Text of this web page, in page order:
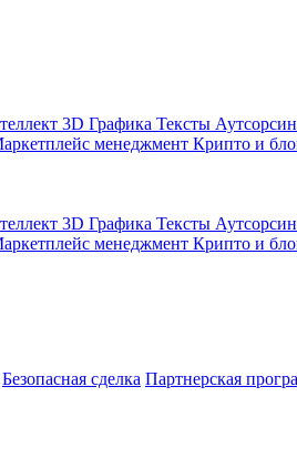
3D Графика Тексты
менеджмент Крипто и
3D Графика Тексты
менеджмент Крипто и
Безопасная сделка Партнерская